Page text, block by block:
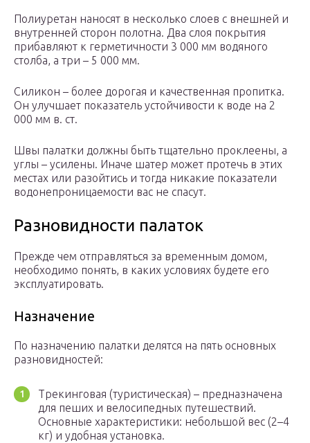
Полиуретан наносят в несколько слоев с внешней и
внутренней сторон полотна. Два слоя покрытия
прибавляют к герметичности 3 000 мм водяного
столба, а три – 5 000 мм.
Силикон – более дорогая и качественная пропитка.
Он улучшает показатель устойчивости к воде на 2
000 мм в. ст.
Швы палатки должны быть тщательно проклеены, а
углы – усилены. Иначе шатер может протечь в этих
местах или разойтись и тогда никакие показатели
водонепроницаемости вас не спасут.
Разновидности палаток
Прежде чем отправляться за временным домом,
необходимо понять, в каких условиях будете его
эксплуатировать.
Назначение
По назначению палатки делятся на пять основных
разновидностей:
Трекинговая (туристическая) – предназначена
для пеших и велосипедных путешествий.
Основные характеристики: небольшой вес (2–4
кг) и удобная установка.